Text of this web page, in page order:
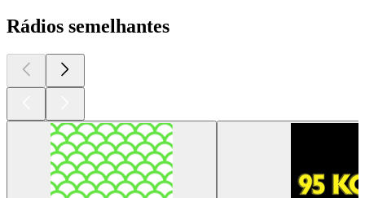
Rádios semelhantes